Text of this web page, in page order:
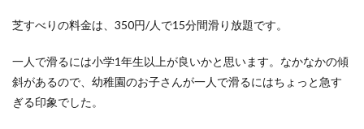
芝すべりの料金は、350円/人で15分間滑り放題です。
一人で滑るには小学1年生以上が良いかと思います。なかなかの傾
斜があるので、幼稚園のお子さんが一人で滑るにはちょっと急す
ぎる印象でした。